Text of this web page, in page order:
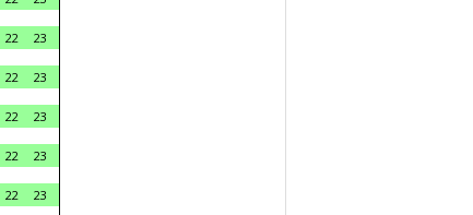
22
23
22
23
22
23
22
23
22
23